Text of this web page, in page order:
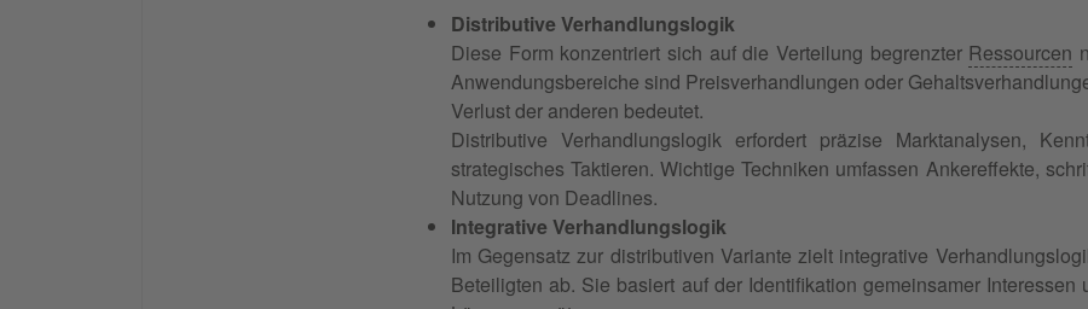
Distributive Verhandlungslogik
Diese Form konzentriert sich auf die Verteilung begrenzter Ressourcen
Anwendungsbereiche sind Preisverhandlungen oder
Verlust der anderen bedeutet.
Distributive Verhandlungslogik erfordert präzise Marktanalysen,
strategisches Taktieren. Wichtige Techniken umfassen Ankereffekte,
Nutzung von Deadlines.
Integrative Verhandlungslogik
Im Gegensatz zur distributiven Variante zielt integrative
Beteiligten ab. Sie basiert auf der Identifikation gemeinsamer